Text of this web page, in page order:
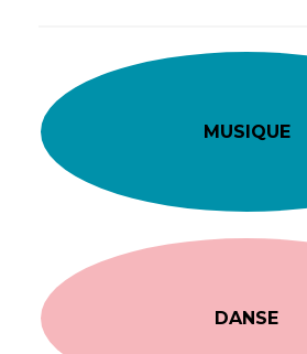
MUSIQUE
DANSE